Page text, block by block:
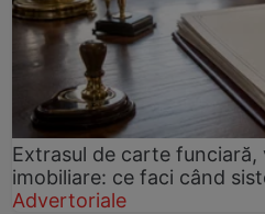
Extrasul de carte
imobiliare: ce faci când
Advertoriale